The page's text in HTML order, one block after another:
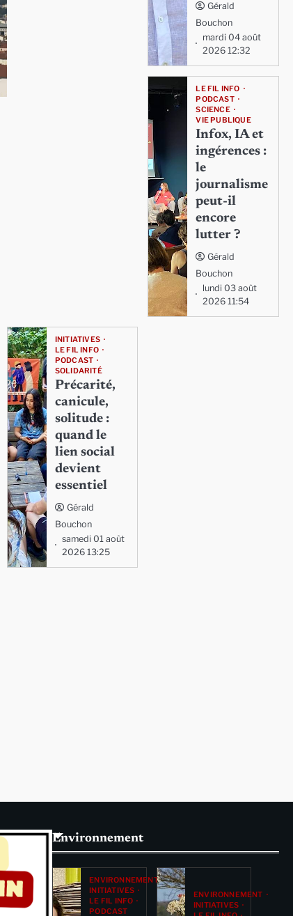
Gérald
Bouchon
mardi 04 août
2026 12:32
LE FIL INFO
PODCAST
SCIENCE
VIE PUBLIQUE
Infox, IA et
ingérences :
le
journalisme
peut-il
encore
lutter ?
Gérald
Bouchon
lundi 03 août
2026 11:54
INITIATIVES
LE FIL INFO
PODCAST
SOLIDARITÉ
Précarité,
canicule,
solitude :
quand le
lien social
devient
essentiel
Gérald
Bouchon
samedi 01 août
2026 13:25
Environnement
ENVIRONNEMENT
INITIATIVES
LE FIL INFO
PODCAST
ENVIRONNEMENT
INITIATIVES